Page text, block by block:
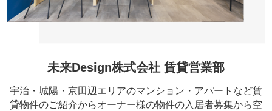
未来Design株式会社 賃貸営業部
宇治・城陽・京田辺エリアのマンション・アパートなど賃
貸物件のご紹介からオーナー様の物件の入居者募集から空